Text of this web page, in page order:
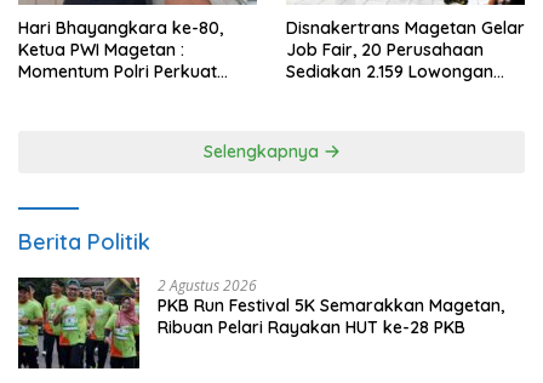
Hari Bhayangkara ke-80,
Ketua PWI Magetan :
Momentum Polri Perkuat
Disnakertrans Magetan Gelar
Job Fair, 20 Perusahaan
Sediakan 2.159 Lowongan
Selengkapnya
Berita Politik
2 Agustus 2026
PKB Run Festival 5K Semarakkan Magetan,
Ribuan Pelari Rayakan HUT ke-28 PKB